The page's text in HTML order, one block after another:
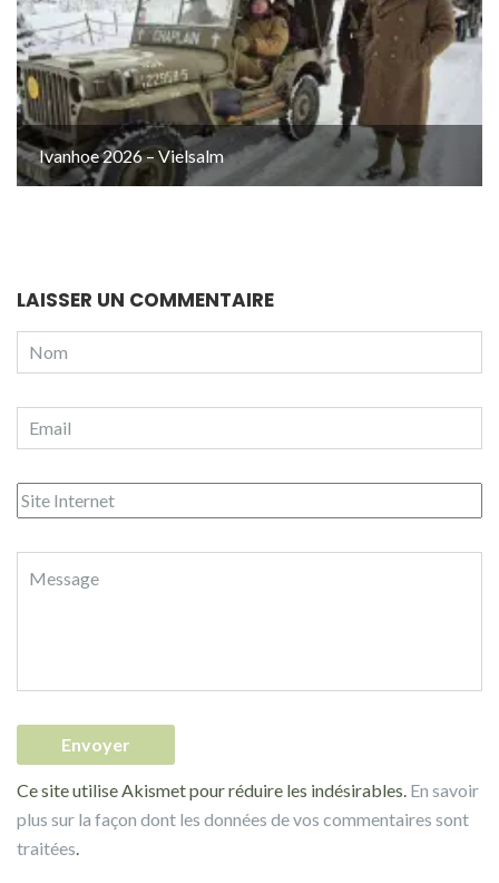
Ivanhoe 2026 – Vielsalm
LAISSER UN COMMENTAIRE
Ce site utilise Akismet pour réduire les indésirables. En savoir
plus sur la façon dont les données de vos commentaires sont
traitées